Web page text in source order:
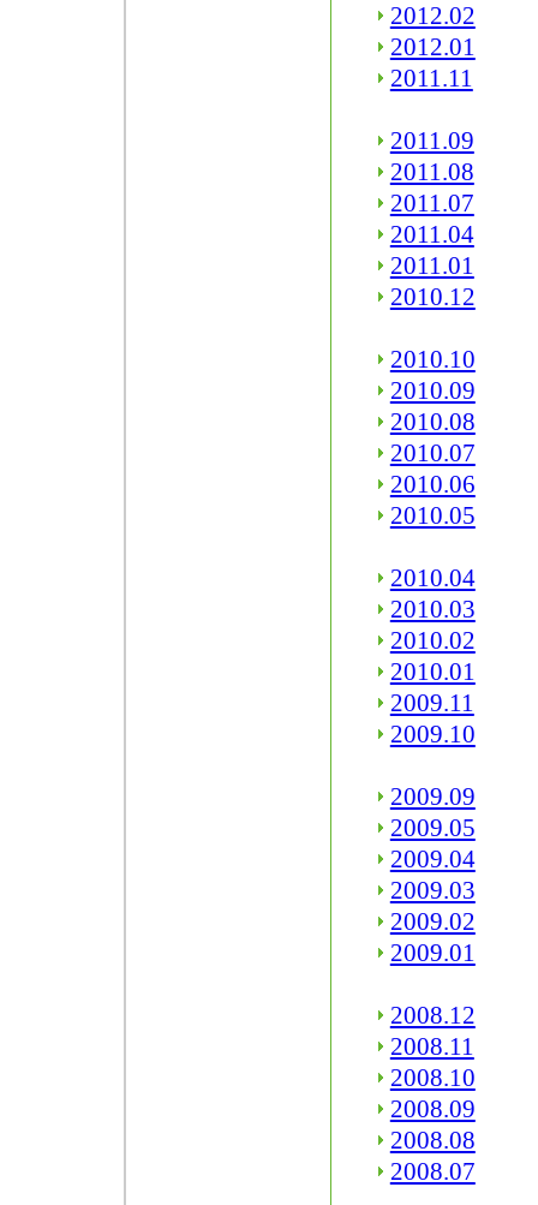
2012.02
2012.01
2011.11
2011.09
2011.08
2011.07
2011.04
2011.01
2010.12
2010.10
2010.09
2010.08
2010.07
2010.06
2010.05
2010.04
2010.03
2010.02
2010.01
2009.11
2009.10
2009.09
2009.05
2009.04
2009.03
2009.02
2009.01
2008.12
2008.11
2008.10
2008.09
2008.08
2008.07